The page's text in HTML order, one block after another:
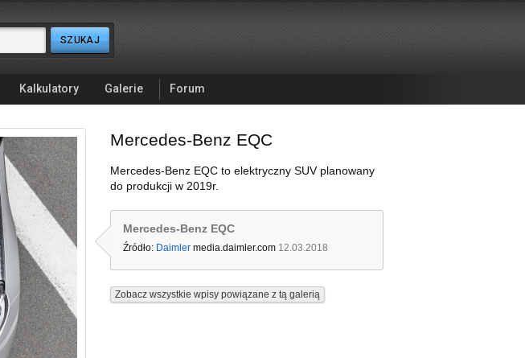
Kalkulatory Galerie Forum
Mercedes-Benz EQC
Mercedes-Benz EQC to elektryczny SUV planowany
do produkcji w 2019r.
Mercedes-Benz EQC
Źródło: Daimler media.daimler.com 12.03.2018
Zobacz wszystkie wpisy powiązane z tą galerią